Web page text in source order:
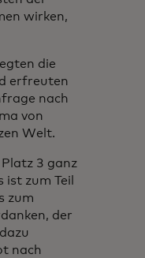
wirken,
die
erfreuten
nach
von
Welt.
3 ganz
zum Teil
zum
der
nach